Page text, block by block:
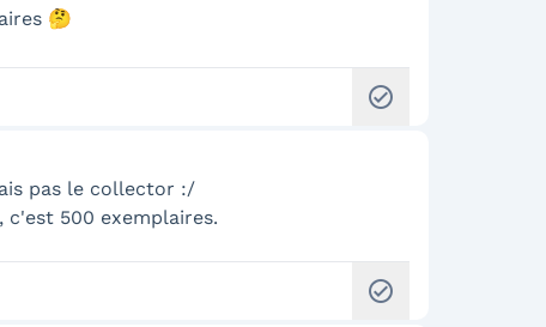
🤔
check_circle
pas le collector :/
c'est 500 exemplaires.
check_circle